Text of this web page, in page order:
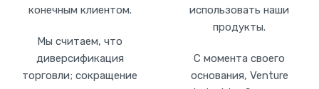
конечным клиентом.
Мы считаем, что
диверсификация
торговли; сокращение
использовать наши
продукты.
С момента своего
основания, Venture